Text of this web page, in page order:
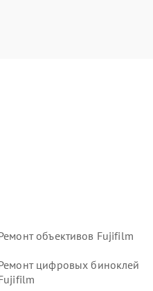
объективов Fujifilm
цифровых биноклей